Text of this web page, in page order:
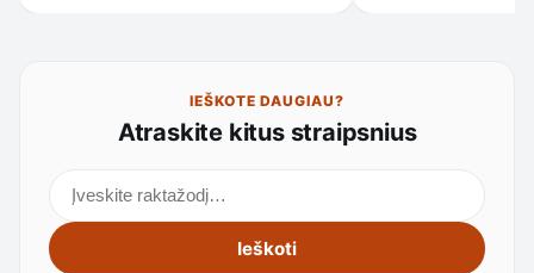
IEŠKOTE DAUGIAU?
Atraskite kitus straipsnius
Ieškoti